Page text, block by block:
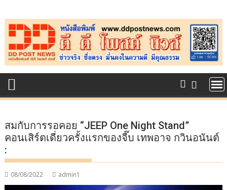
to
content
สมกับการรอคอย “JEEP One Night Stand”
คอนเสิร์ตเดี่ยวครั้งแรกของจี๊บ เทพอาจ กวินอนันต์
:
08/08/2022 admin1